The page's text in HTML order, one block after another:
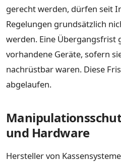
gerecht werden, dürfen seit
Regelungen grundsätzlich
werden. Eine Übergangsfrist
vorhandene Geräte, sofern
nachrüstbar waren. Diese
abgelaufen.
und Hardware
Hersteller von